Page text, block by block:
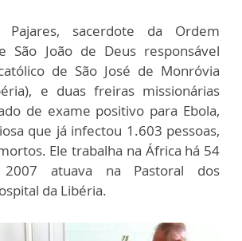
Pajares, sacerdote da Ordem
São João de Deus responsável
de São José de Monróvia
e duas freiras missionárias
de exame positivo para Ebola,
que já infectou 1.603 pessoas,
Ele trabalha na África há 54
atuava na Pastoral dos
da Libéria.